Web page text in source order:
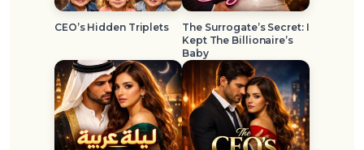
CEO’s Hidden Triplets
The Surrogate’s Secret: I
Kept The Billionaire’s
Baby